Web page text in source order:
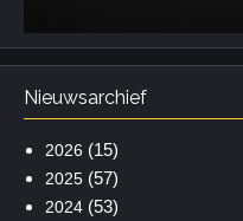
Nieuwsarchief
2026 (15)
2025(57)
2024(53)